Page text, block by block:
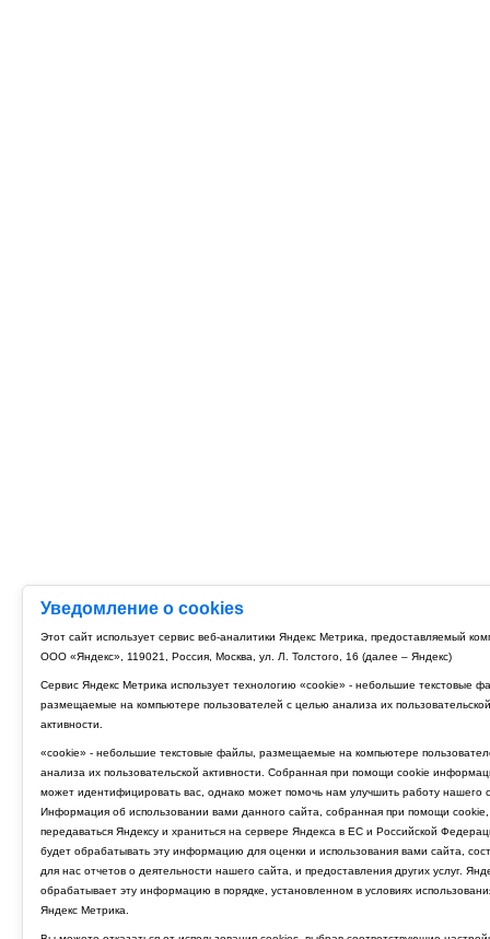
Уведомление о cookies
Этот сайт использует сервис веб-аналитики Яндекс Метрика, предоставляемый
ООО «Яндекс», 119021, Россия, Москва, ул. Л. Толстого, 16 (далее – Яндекс)
Сервис Яндекс Метрика использует технологию «cookie» - небольшие текстовые
размещаемые на компьютере пользователей с целью анализа их пользовательской
активности.
«cookie» - небольшие текстовые файлы, размещаемые на компьютере
анализа их пользовательской активности. Собранная при помощи cookie
может идентифицировать вас, однако может помочь нам улучшить работу нашего
Информация об использовании вами данного сайта, собранная при помощи cookie,
передаваться Яндексу и храниться на сервере Яндекса в ЕС и Российской
будет обрабатывать эту информацию для оценки и использования вами сайта,
для нас отчетов о деятельности нашего сайта, и предоставления других услуг.
обрабатывает эту информацию в порядке, установленном в условиях
Яндекс Метрика.